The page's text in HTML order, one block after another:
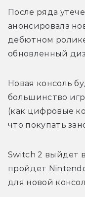
После ряда
анонсировала
дебютном
обновленный
Новая консоль
большинство
(как цифровые
что покупать
Switch 2 выйдет
пройдет
для новой